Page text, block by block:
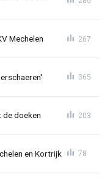
Mechelen 267
365
de doeken 203
en Kortrijk 78